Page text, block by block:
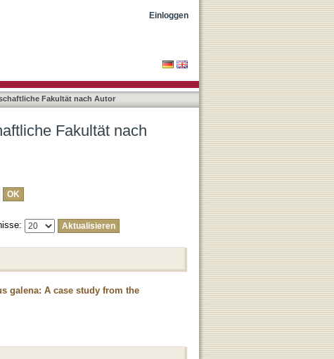
Einloggen
Fakultät nach Autor
Fakultät nach
galena: A case study from the